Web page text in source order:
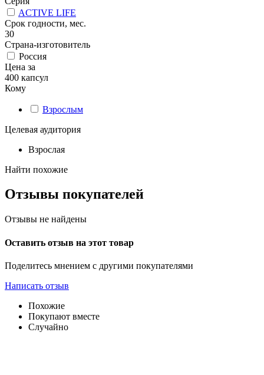
ACTIVE LIFE
Срок годности, мес.
30
Страна-изготовитель
Россия
Цена за
400 капсул
Кому
Взрослым
Целевая аудитория
Взрослая
Найти похожие
Отзывы покупателей
Отзывы не найдены
Оставить отзыв на этот товар
Поделитесь мнением с другими покупателями
Написать отзыв
Похожие
Покупают вместе
Случайно